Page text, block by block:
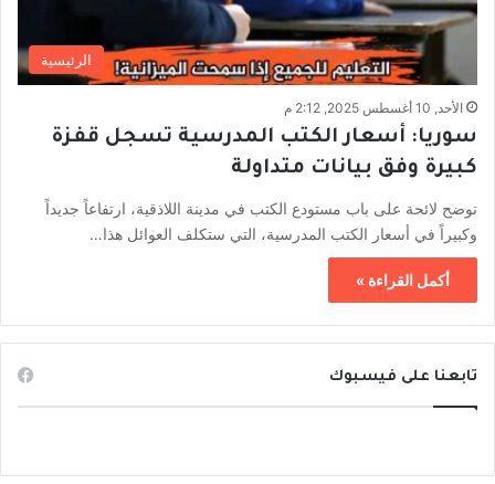
الرئيسية
الأحد, 10 أغسطس 2025, 2:12 م
سوريا: أسعار الكتب المدرسية تسجل قفزة
كبيرة وفق بيانات متداولة
توضح لائحة على باب مستودع الكتب في مدينة اللاذقية، ارتفاعاً جديداً
وكبيراً في أسعار الكتب المدرسية، التي ستكلف العوائل هذا…
أكمل القراءة »
تابعنا على فيسبوك